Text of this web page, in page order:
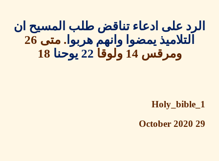
على ادعاء تناقض طلب المسيح ان
يمضوا وانهم هربوا .متى 26
ومرقس 14 ولوقا22 يوحنا18